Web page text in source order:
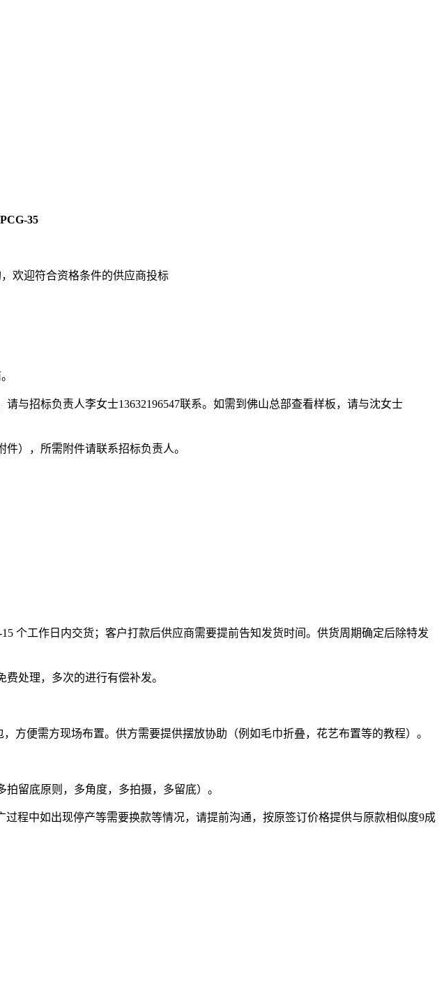
35
欢迎符合资格条件的供应商投标
与招标负责人李女士13632196547联系。如需到佛山总部查看样板，请与沈女士
），所需附件请联系招标负责人。
个工作日内交货；客户打款后供应商需要提前告知发货时间。供货周期确定后除特发
处理，多次的进行有偿补发。
方便需方现场布置。供方需要提供摆放协助（例如毛巾折叠，花艺布置等的教程）。
留底原则，多角度，多拍摄，多留底）。
程中如出现停产等需要换款等情况，请提前沟通，按原签订价格提供与原款相似度9成